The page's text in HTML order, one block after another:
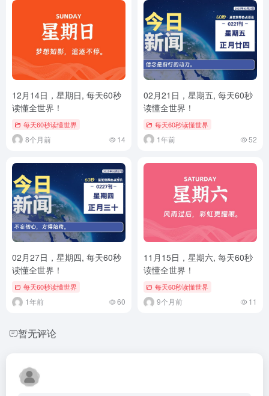
12月14日，星期日, 每天60秒
读懂全世界！
每天60秒读懂世界
8个月前 14
02月21日，星期五, 每天60秒
读懂全世界！
每天60秒读懂世界
1年前 52
02月27日，星期四, 每天60秒
读懂全世界！
每天60秒读懂世界
1年前 60
11月15日，星期六, 每天60秒
读懂全世界！
每天60秒读懂世界
9个月前 11
暂无评论